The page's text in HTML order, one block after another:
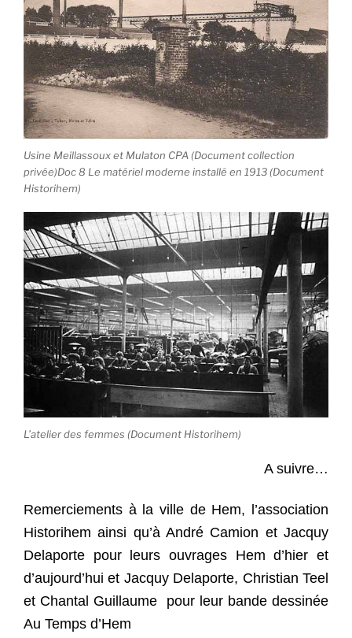
Usine Meillassoux et Mulaton CPA (Document collection
privée)Doc 8 Le matériel moderne installé en 1913 (Document
Historihem)
L’atelier des femmes (Document Historihem)
A suivre…
Remerciements à la ville de Hem, l’association
Historihem ainsi qu’à André Camion et Jacquy
Delaporte pour leurs ouvrages Hem d’hier et
d’aujourd’hui et Jacquy Delaporte, Christian Teel
et Chantal Guillaume pour leur bande dessinée
Au Temps d’Hem